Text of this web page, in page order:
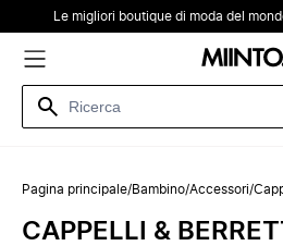
Le migliori boutique di moda del
Pagina principale/Bambino/Accessori/
CAPPELLI &